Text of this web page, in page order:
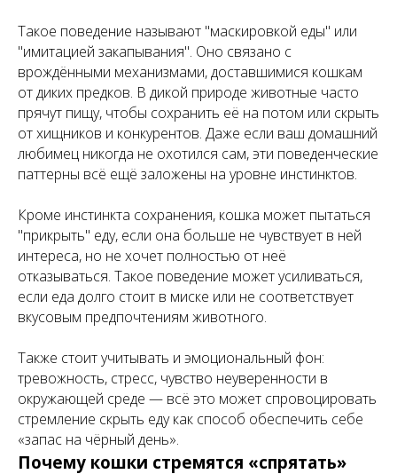
Такое поведение называют "маскировкой еды" или
"имитацией закапывания". Оно связано с
врождёнными механизмами, доставшимися кошкам
от диких предков. В дикой природе животные часто
прячут пищу, чтобы сохранить её на потом или скрыть
от хищников и конкурентов. Даже если ваш домашний
любимец никогда не охотился сам, эти поведенческие
паттерны всё ещё заложены на уровне инстинктов.
Кроме инстинкта сохранения, кошка может пытаться
"прикрыть" еду, если она больше не чувствует в ней
интереса, но не хочет полностью от неё
отказываться. Такое поведение может усиливаться,
если еда долго стоит в миске или не соответствует
вкусовым предпочтениям животного.
Также стоит учитывать и эмоциональный фон:
тревожность, стресс, чувство неуверенности в
окружающей среде — всё это может спровоцировать
стремление скрыть еду как способ обеспечить себе
«запас на чёрный день».
Почему кошки стремятся «спрятать»